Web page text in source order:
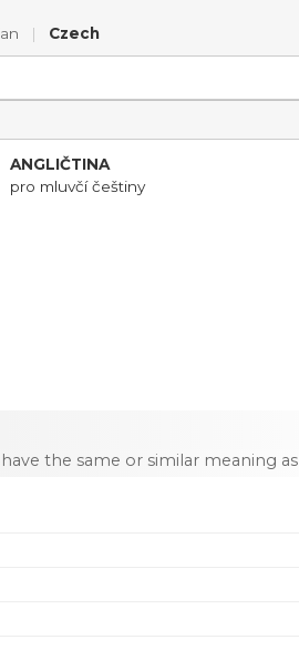
| Czech
ANGLIČTINA
pro mluvčí češtiny
the same or similar meaning as